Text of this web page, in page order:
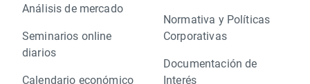
Análisis de mercado
Seminarios online
diarios
Calendario económico
Normativa y Políticas
Corporativas
Documentación de
Interés